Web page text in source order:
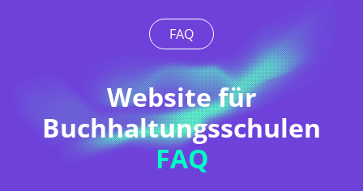
FAQ
Website für
Buchhaltungsschulen
FAQ